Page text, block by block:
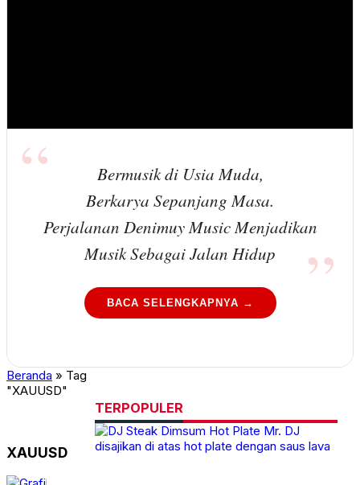
Bermusik di Usia Muda,
Berkarya Sepanjang Masa.
Perjalanan Denimuy Music Menjadikan
Musik Sebagai Jalan Hidup
BACA SELENGKAPNYA →
Beranda » Tag
"XAUUSD"
XAUUSD
TERPOPULER